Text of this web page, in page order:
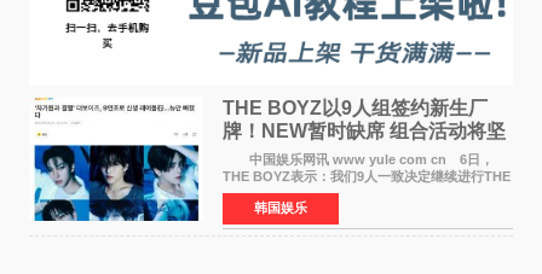
THE BOYZ以9人组签约新生厂
牌！NEW暂时缺席 组合活动将坚
定不移继续
中国娱乐网讯 www yule com cn 6日，
THE BOYZ表示：我们9人一致决定继续进行THE
BOYZ组合活动，并且已经完成了组合团体活动
签约。目前正在新生厂牌下进行活动准备。尚未
离开THE BOYZ原所
韩国娱乐